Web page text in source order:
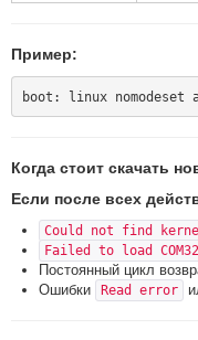
Пример:
Когда стоит скачать
Если после всех
Could not find
Failed to load
Постоянный цикл
Ошибки Read error